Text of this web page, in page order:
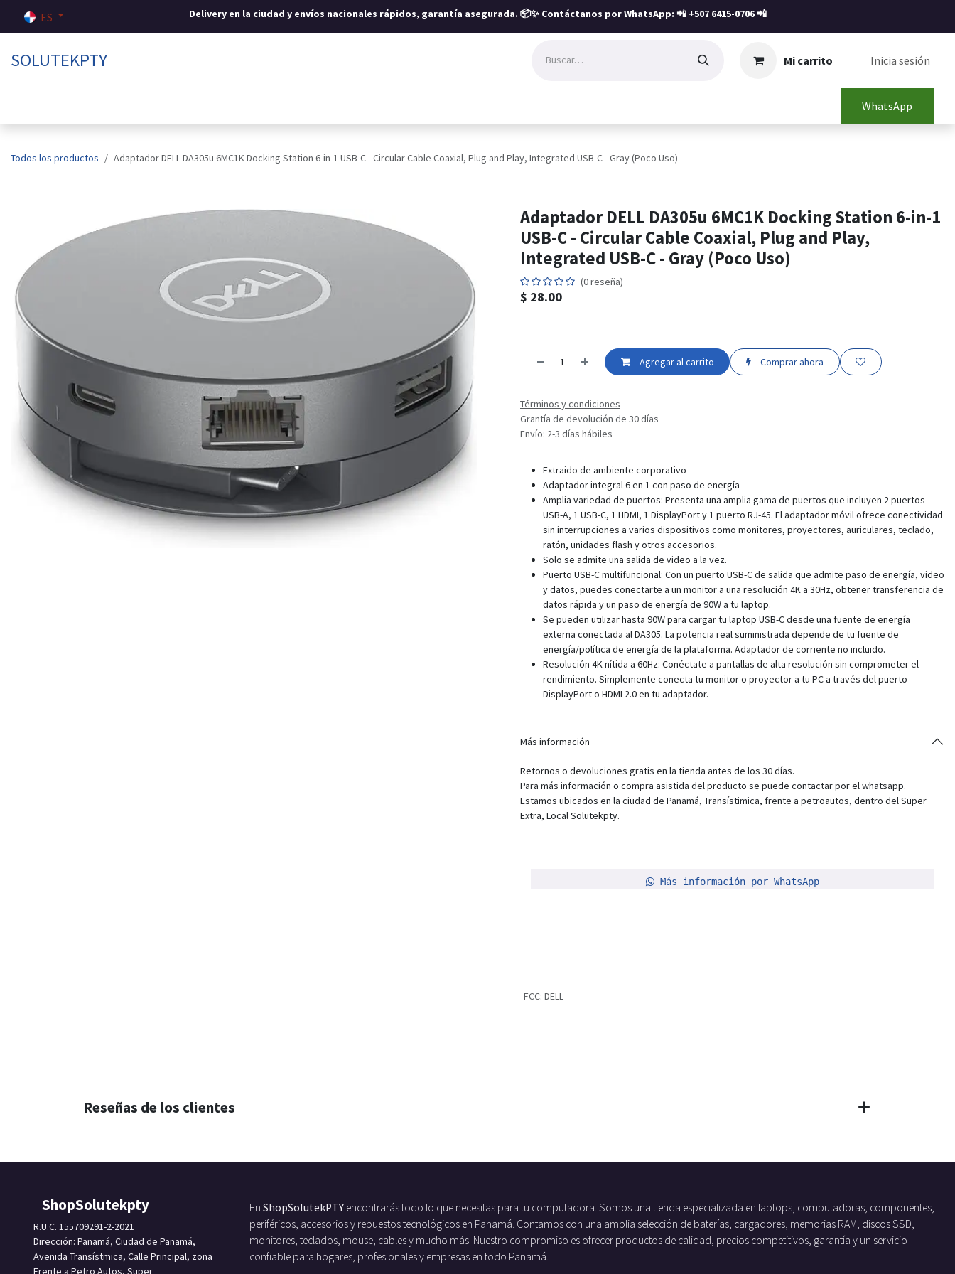
ES Delivery en la ciudad y envíos nacionales rápidos, garantía asegurada. 📦✨ Contáctanos por WhatsApp: 📲 +507 6415-0706📲
SOLUTEKPTY Mi carrito Inicia sesión
WhatsApp
Todos los productos Adaptador DELL DA305u 6MC1K Docking Station 6-in-1 USB-C - Circular Cable Coaxial, Plug and Play, Integrated USB-C - Gray (Poco Uso)
Adaptador DELL DA305u 6MC1K Docking Station 6-in-1
USB-C - Circular Cable Coaxial, Plug and Play,
Integrated USB-C - Gray (Poco Uso)
(0 reseña)
$ 28.00
Agregar al carrito Comprar ahora
Términos y condiciones
Grantía de devolución de 30 días
Envío: 2-3 días hábiles
Extraido de ambiente corporativo
Adaptador integral 6 en 1 con paso de energía
Amplia variedad de puertos: Presenta una amplia gama de puertos que incluyen 2 puertos
USB-A, 1 USB-C, 1 HDMI, 1 DisplayPort y 1 puerto RJ-45. El adaptador móvil ofrece conectividad
sin interrupciones a varios dispositivos como monitores, proyectores, auriculares, teclado,
ratón, unidades flash y otros accesorios.
Solo se admite una salida de video a la vez.
Puerto USB-C multifuncional: Con un puerto USB-C de salida que admite paso de energía, video
y datos, puedes conectarte a un monitor a una resolución 4K a 30Hz, obtener transferencia de
datos rápida y un paso de energía de 90W a tu laptop.
Se pueden utilizar hasta 90W para cargar tu laptop USB-C desde una fuente de energía
externa conectada al DA305. La potencia real suministrada depende de tu fuente de
energía/política de energía de la plataforma. Adaptador de corriente no incluido.
Resolución 4K nítida a 60Hz: Conéctate a pantallas de alta resolución sin comprometer el
rendimiento. Simplemente conecta tu monitor o proyector a tu PC a través del puerto
DisplayPort o HDMI 2.0 en tu adaptador.
Más información
Retornos o devoluciones gratis en la tienda antes de los 30 días.
Para más información o compra asistida del producto se puede contactar por el whatsapp.
Estamos ubicados en la ciudad de Panamá, Transístimica, frente a petroautos, dentro del Super
Extra, Local Solutekpty.
Más información por WhatsApp
FCC: DELL
Reseñas de los clientes
ShopSolutekpty
R.U.C. 155709291-2-2021
Dirección: Panamá, Ciudad de Panamá,
Avenida Transístmica, Calle Principal, zona
Frente a Petro Autos, Super
En ShopSolutekPTY encontrarás todo lo que necesitas para tu computadora. Somos una tienda especializada en laptops, computadoras, componentes,
periféricos, accesorios y repuestos tecnológicos en Panamá. Contamos con una amplia selección de baterías, cargadores, memorias RAM, discos SSD,
monitores, teclados, mouse, cables y mucho más. Nuestro compromiso es ofrecer productos de calidad, precios competitivos, garantía y un servicio
confiable para hogares, profesionales y empresas en todo Panamá.